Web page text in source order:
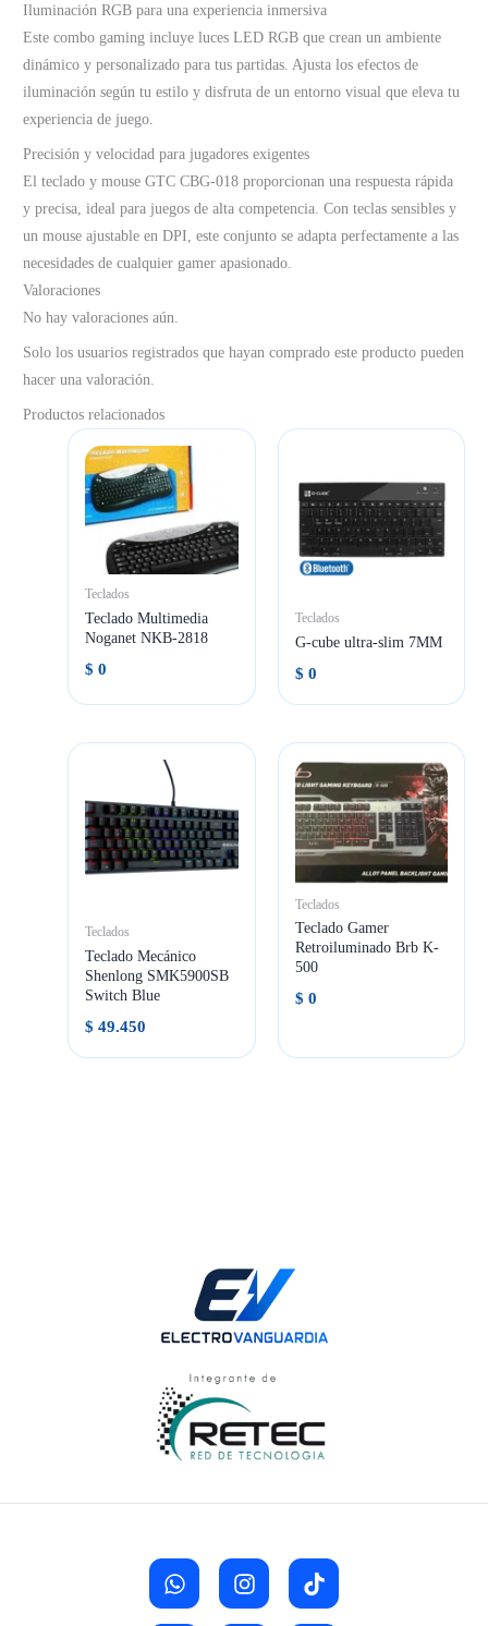
Iluminación RGB para una experiencia inmersiva
Este combo gaming incluye luces LED RGB que crean un ambiente
dinámico y personalizado para tus partidas. Ajusta los efectos de
iluminación según tu estilo y disfruta de un entorno visual que eleva tu
experiencia de juego.
Precisión y velocidad para jugadores exigentes
El teclado y mouse GTC CBG-018 proporcionan una respuesta rápida
y precisa, ideal para juegos de alta competencia. Con teclas sensibles y
un mouse ajustable en DPI, este conjunto se adapta perfectamente a las
necesidades de cualquier gamer apasionado.
Valoraciones
No hay valoraciones aún.
Solo los usuarios registrados que hayan comprado este producto pueden
hacer una valoración.
Productos relacionados
Teclados
Teclado Multimedia
Noganet NKB-2818
$ 0
Teclados
G-cube ultra-slim 7MM
$ 0
Teclados
Teclado Mecánico
Shenlong SMK5900SB
Switch Blue
$ 49.450
Teclados
Teclado Gamer
Retroiluminado Brb K-
500
$ 0